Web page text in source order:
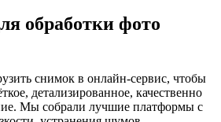
обработки фото
снимок в онлайн-сервис, чтобы
детализированное, качественно
Мы собрали лучшие платформы с